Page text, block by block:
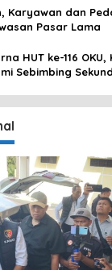
Karyawan dan
Pasar Lama
HUT ke-116
Sebimbing